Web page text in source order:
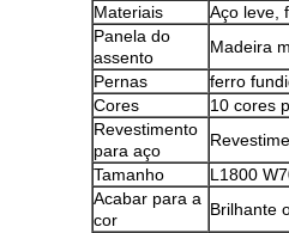
Materiais
Aço leve,
Panela do
assento
Madeira
Pernas
ferro
Cores
10 cores
Revestimento
para aço
Tamanho
L1800
Acabar para a
cor
Brilhante